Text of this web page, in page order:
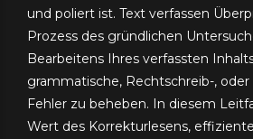
und poliert ist. Text verfassen
Prozess des gründlichen
Bearbeitens Ihres verfassten
grammatische, Rechtschreib-,
Fehler zu beheben. In diesem
Wert des Korrekturlesens,